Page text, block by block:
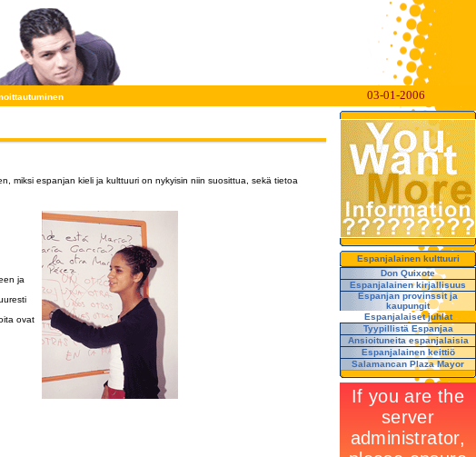
03-01-2006
miksi espanjan kieli ja kulttuuri on nykyisin niin suosittua, sekä tietoa
ja
ovat
Espanjalainen kulttuuri
Don Quixote
Espanjalainen kirjallisuus
Espanjan provinssit ja
kaupungit
Espanjalaiset juhlat
Tyypillistä Espanjaa
Ansioituneita espanjalaisia
Espanjalainen keittiö
Salamancan Plaza Mayor